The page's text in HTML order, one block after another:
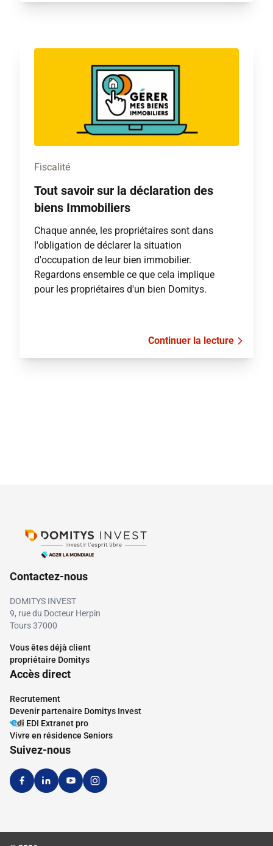
Fiscalité
Tout savoir sur la déclaration des
biens Immobiliers
Chaque année, les propriétaires sont dans
l'obligation de déclarer la situation
d'occupation de leur bien immobilier.
Regardons ensemble ce que cela implique
pour les propriétaires d'un bien Domitys.
Continuer la lecture
Contactez-nous
DOMITYS INVEST
9, rue du Docteur Herpin
Tours 37000
Vous êtes déjà client
propriétaire Domitys
Accès direct
Recrutement
Devenir partenaire Domitys Invest
EDI Extranet pro
Vivre en résidence Seniors
Suivez-nous